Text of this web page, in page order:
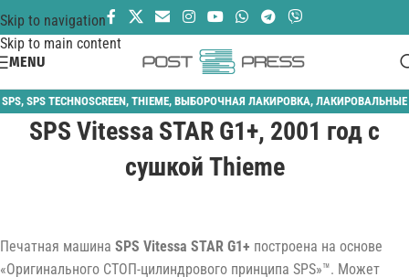
Skip to navigation
Skip to main content
MENU
SPS, SPS TECHNOSCREEN, THIEME, ВЫБОРОЧНАЯ ЛАКИРОВКА, ЛАКИРОВАЛЬНЫЕ
МАШИНЫ, ОТДЕЛОЧНОЕ ОБОРУДОВАНИЕ
SPS Vitessa STAR G1+, 2001 год с
сушкой Thieme
Печатная машина SPS Vitessa STAR G1+ построена на основе
«Оригинального СТОП-цилиндрового принципа SPS»™. Может